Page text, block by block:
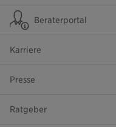
Beraterportal
Karriere
Presse
Ratgeber